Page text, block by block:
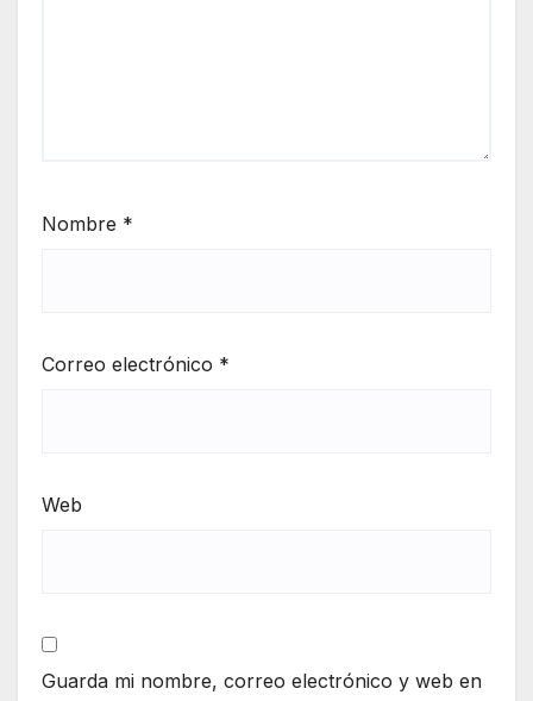
Nombre *
Correo electrónico *
Web
Guarda mi nombre, correo electrónico y web en